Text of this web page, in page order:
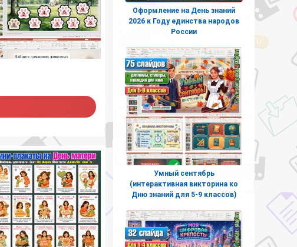
Оформление на День знаний
2026 к Году единства народов
России
Умный сентябрь
(интерактивная викторина ко
Дню знаний для 5-9 классов)